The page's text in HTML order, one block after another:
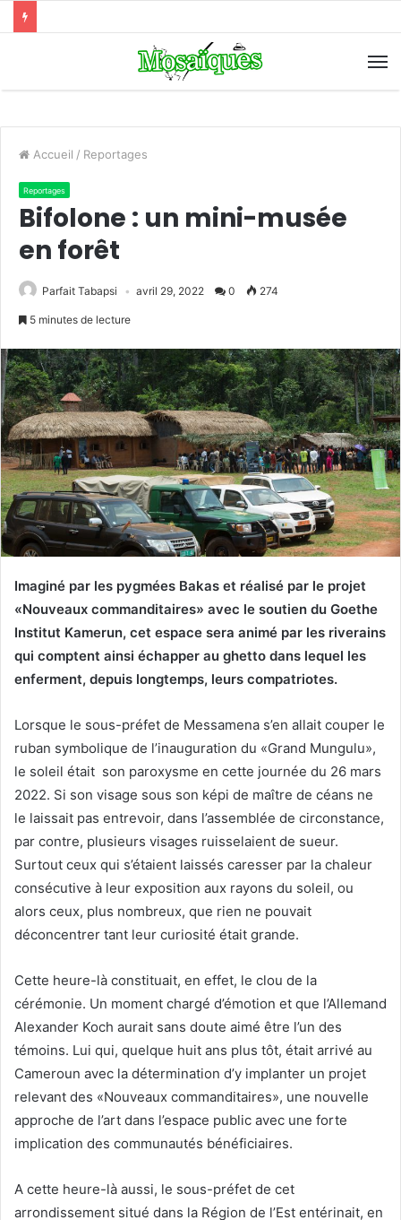
Accueil / Reportages
Reportages
Bifolone : un mini-musée
en forêt
Parfait Tabapsi avril 29, 2022 0 274
5 minutes de lecture
Imaginé par les pygmées Bakas et réalisé par le projet
«Nouveaux commanditaires» avec le soutien du Goethe
Institut Kamerun, cet espace sera animé par les riverains
qui comptent ainsi échapper au ghetto dans lequel les
enferment, depuis longtemps, leurs compatriotes.
Lorsque le sous-préfet de Messamena s’en allait couper le
ruban symbolique de l’inauguration du «Grand Mungulu»,
le soleil était son paroxysme en cette journée du 26 mars
2022. Si son visage sous son képi de maître de céans ne
le laissait pas entrevoir, dans l’assemblée de circonstance,
par contre, plusieurs visages ruisselaient de sueur.
Surtout ceux qui s’étaient laissés caresser par la chaleur
consécutive à leur exposition aux rayons du soleil, ou
alors ceux, plus nombreux, que rien ne pouvait
déconcentrer tant leur curiosité était grande.
Cette heure-là constituait, en effet, le clou de la
cérémonie. Un moment chargé d’émotion et que l’Allemand
Alexander Koch aurait sans doute aimé être l’un des
témoins. Lui qui, quelque huit ans plus tôt, était arrivé au
Cameroun avec la détermination d’y implanter un projet
relevant des «Nouveaux commanditaires», une nouvelle
approche de l’art dans l’espace public avec une forte
implication des communautés bénéficiaires.
A cette heure-là aussi, le sous-préfet de cet
arrondissement situé dans la Région de l’Est entérinait, en